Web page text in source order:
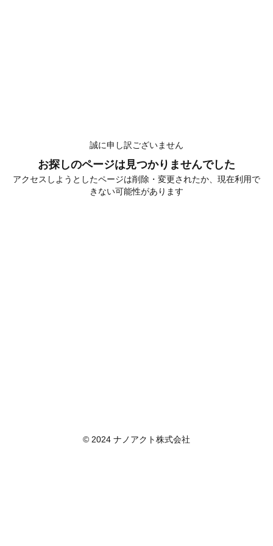
誠に申し訳ございません
お探しのページは見つかりませんでした
アクセスしようとしたページは削除・変更されたか、現在利用で
きない可能性があります
© 2024 ナノアクト株式会社